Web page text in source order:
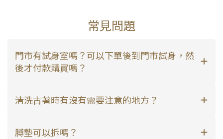
常見問題
門市有試身室嗎？可以下單後到門市試身，然
後才付款購買嗎？
清洗古著時有沒有需要注意的地方？
膊墊可以拆嗎？